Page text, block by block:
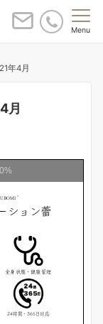
Menu
年4月
月